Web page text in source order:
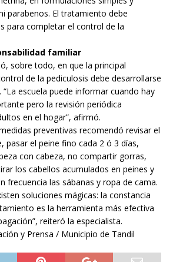
parabenos. El tratamiento debe
para completar el control de la
familiar
sobre todo, en que la principal
de la pediculosis debe desarrollarse
escuela puede informar cuando hay
pero la revisión periódica
en el hogar”, afirmó.
preventivas recomendó revisar el
pasar el peine fino cada 2 ó 3 días,
con cabeza, no compartir gorras,
los cabellos acumulados en peines y
frecuencia las sábanas y ropa de cama.
soluciones mágicas: la constancia
es la herramienta más efectiva
reiteró la especialista.
y Prensa / Municipio de Tandil